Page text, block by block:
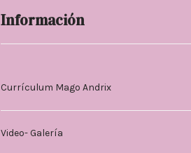
Información
Currículum Mago Andrix
Video- Galería